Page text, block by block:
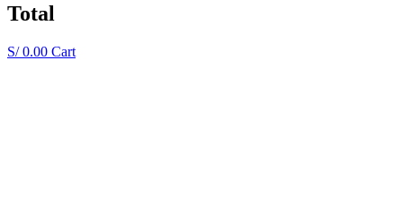
Total
S/0.00 Cart